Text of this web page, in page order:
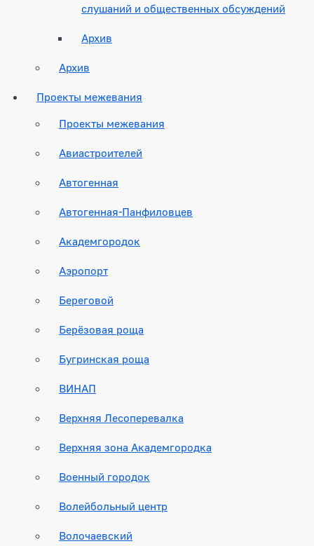
слушаний и общественных обсуждений
Архив
Архив
Проекты межевания
Проекты межевания
Авиастроителей
Автогенная
Автогенная-Панфиловцев
Академгородок
Аэропорт
Береговой
Берёзовая роща
Бугринская роща
ВИНАП
Верхняя Лесоперевалка
Верхняя зона Академгородка
Военный городок
Волейбольный центр
Волочаевский